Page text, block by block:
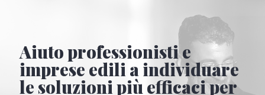
Aiuto professionisti e
imprese edili a individuare
le soluzioni più efficaci per